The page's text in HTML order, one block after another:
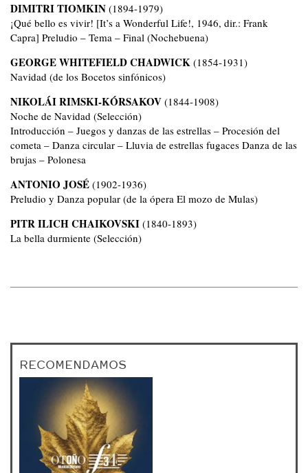
DIMITRI TIOMKIN (1894-1979)
¡Qué bello es vivir! [It’s a Wonderful Life!, 1946, dir.: Frank
Capra] Preludio – Tema – Final (Nochebuena)
GEORGE WHITEFIELD CHADWICK (1854-1931)
Navidad (de los Bocetos sinfónicos)
NIKOLÁI RIMSKI-KÓRSAKOV (1844-1908)
Noche de Navidad (Selección)
Introducción – Juegos y danzas de las estrellas – Procesión del
cometa – Danza circular – Lluvia de estrellas fugaces Danza de las
brujas – Polonesa
ANTONIO JOSÉ (1902-1936)
Preludio y Danza popular (de la ópera El mozo de Mulas)
PITR ILICH CHAIKOVSKI (1840-1893)
La bella durmiente (Selección)
RECOMENDAMOS